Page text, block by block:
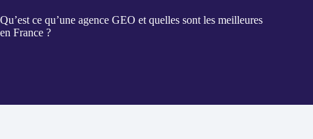
Qu’est ce qu’une agence GEO et quelles sont les meilleures
en France ?